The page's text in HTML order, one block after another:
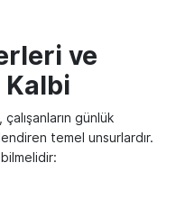
ve
günlük
temel unsurlardır.